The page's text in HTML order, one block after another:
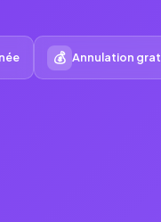
💰 Annulation